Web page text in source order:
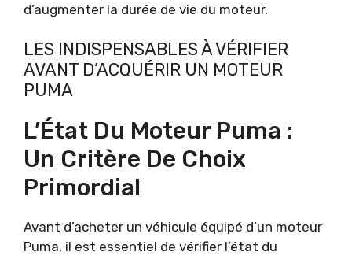
d’augmenter la durée de vie du moteur.
LES INDISPENSABLES À VÉRIFIER
AVANT D’ACQUÉRIR UN MOTEUR
PUMA
L’État Du Moteur Puma :
Un Critère De Choix
Primordial
Avant d’acheter un véhicule équipé d’un moteur
Puma, il est essentiel de vérifier l’état du